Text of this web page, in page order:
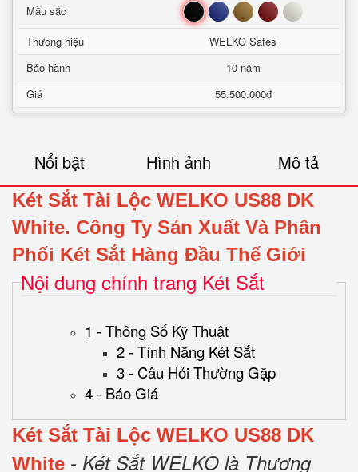
Mầu sắc Đen Xanh Nâu Đỏ Trắng
Thương hiệu
WELKO Safes
Bảo hành
10 năm
Giá
55.500.000đ
Nổi bật Hình ảnh Mô tả
Két Sắt Tài Lộc WELKO US88 DK
White. Công Ty Sản Xuất Và Phân
Phối Két Sắt Hàng Đầu Thế Giới
Nội dung chính trang Két Sắt
1 - Thông Số Kỹ Thuật
2 - Tính Năng Két Sắt
3 - Câu Hỏi Thường Gặp
4 - Báo Giá
Két Sắt Tài Lộc WELKO US88 DK
White - Két Sắt WELKO là Thương